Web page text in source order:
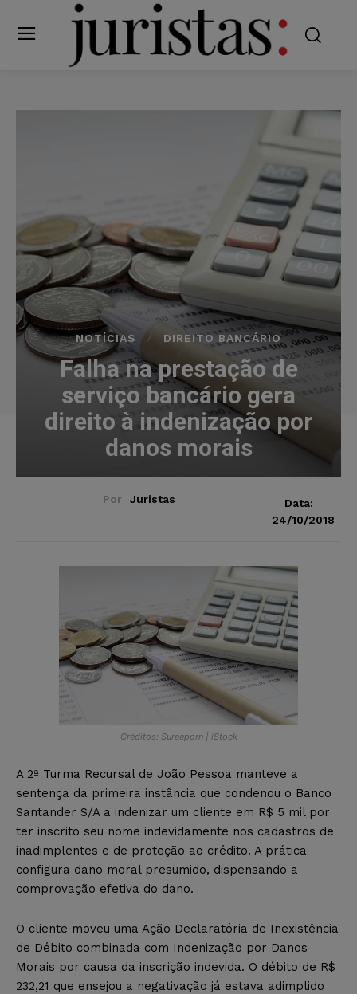
NOTÍCIAS DIREITO BANCÁRIO
Falha na prestação de
serviço bancário gera
direito à indenização por
danos morais
Por Juristas
Data:
24/10/2018
Créditos: Sureeporn | iStock
A 2ª Turma Recursal de João Pessoa manteve a
sentença da primeira instância que condenou o Banco
Santander S/A a indenizar um cliente em R$ 5 mil por
ter inscrito seu nome indevidamente nos cadastros de
inadimplentes e de proteção ao crédito. A prática
configura dano moral presumido, dispensando a
comprovação efetiva do dano.
O cliente moveu uma Ação Declaratória de Inexistência
de Débito combinada com Indenização por Danos
Morais por causa da inscrição indevida. O débito de R$
232,21 que ensejou a negativação já estava adimplido